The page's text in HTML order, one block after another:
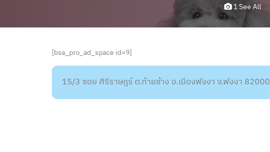
1 See All
[bsa_pro_ad_space id=9]
15/3 ซอย ศิริราษฎร์ ต.ท้ายช้าง อ.เมืองพังงา จ.พังงา 82000